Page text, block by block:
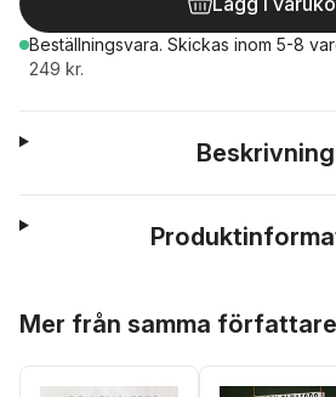
Beställningsvara. Skickas inom 5-8
249 kr.
Beskrivning
Mer från samma författare